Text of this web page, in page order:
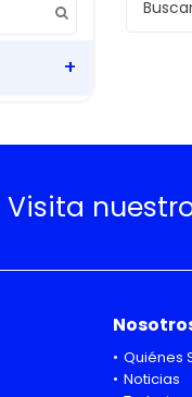
Visita
Quiénes
Noticias